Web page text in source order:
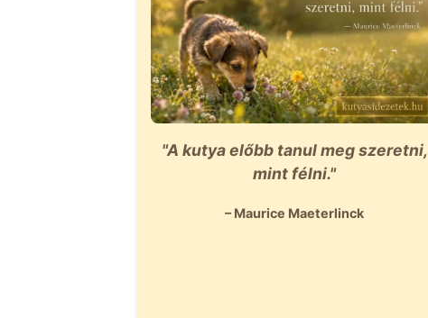
"A kutya előbb tanul meg szeretni,
mint félni."
– Maurice Maeterlinck